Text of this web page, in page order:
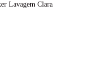
Lavagem Clara